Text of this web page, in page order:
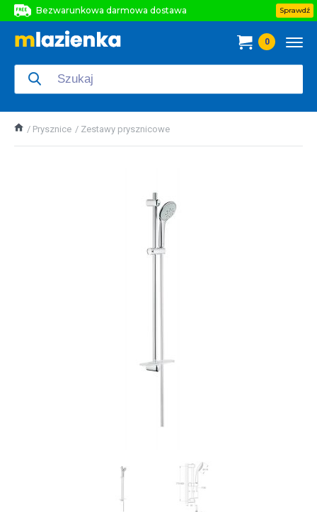
Bezwarunkowa darmowa dostawa
Bezwarunkowa darmowa dostawa
Sprawdź
0
Prysznice Zestawy prysznicowe